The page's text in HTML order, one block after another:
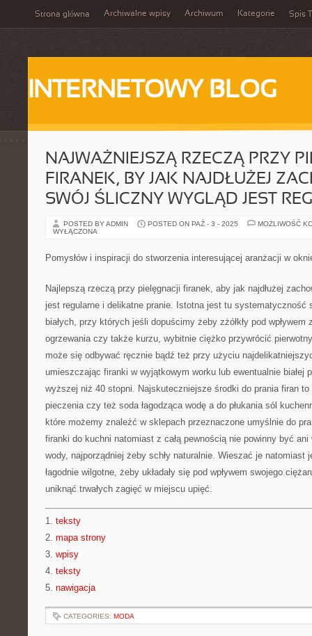
Strona główna Archiwalne wpisy Archiwum Kategorie Spis
INTERNETOWY BLOG
NAJWAŻNIEJSZĄ RZECZĄ PRZY
FIRANEK, BY JAK NAJDŁUŻEJ
SWÓJ ŚLICZNY WYGLĄD JEST
POSTED BY ADMIN POSTED ON PAŹ - 3 - 2025
MOŻLIWOŚĆ
WYŁĄCZONA
Pomysłów i inspiracji do stworzenia interesującej aranżacji w
Najlepszą rzeczą przy pielęgnacji firanek, aby jak najdłużej
jest regularne i delikatne pranie. Istotna jest tu systematyczność
białych, przy których jeśli dopuścimy żeby zżółkły pod
ogrzewania czy także kurzu, wybitnie ciężko przywrócić
może się odbywać ręcznie bądź też przy użyciu
umieszczając firanki w wyjątkowym worku lub ewentualnie białej
wyższej niż 40 stopni. Najskuteczniejsze środki do prania firan
pieczenia czy też soda łagodząca wodę a do płukania sól
które możemy znaleźć w sklepach przeznaczone umyślnie do
firanki do kuchni natomiast z całą pewnością nie powinny być
wody, najporządniej żeby schły naturalnie. Wieszać je natomiast
łagodnie wilgotne, żeby układały się pod wpływem swojego
uniknąć trwałych zagięć w miejscu upięć.
1. teksty
2. mapa strony
3. wpisy
4. teksty
5. nawigacja
CATEGORIES: MODA